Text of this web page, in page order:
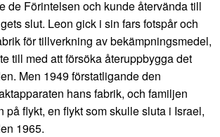
de Förintelsen och kunde återvända till
slut. Leon gick i sin fars fotspår och
för tillverkning av bekämpningsmedel,
till med att försöka återuppbygga det
Men 1949 förstatligande den
hans fabrik, och familjen
på flykt, en flykt som skulle sluta i Israel,
1965.